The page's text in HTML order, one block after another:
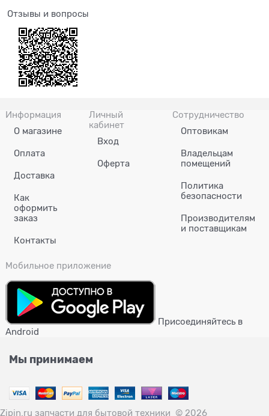
Отзывы и вопросы
Информация
О магазине
Оплата
Доставка
Как
оформить
заказ
Контакты
Личный
кабинет
Вход
Оферта
Сотрудничество
Оптовикам
Владельцам
помещений
Политика
безопасности
Производителям
и поставщикам
Мобильное приложение
Присоединяйтесь в
Android
Мы принимаем
Zipin.ru запчасти для бытовой техники © 2026